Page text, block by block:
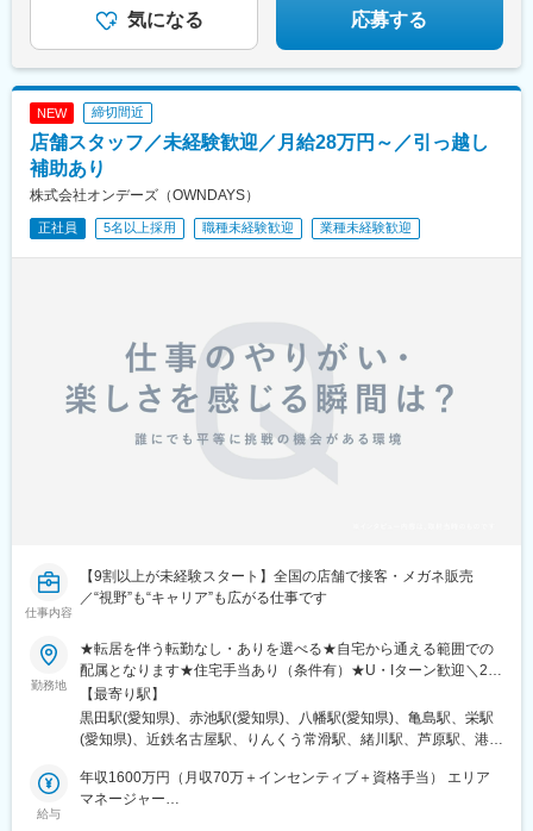
歳（月給42万円＋毎月のインセンティブ＋賞与）月給：42万円
×12カ月＝504万円インセン：412万円賞与：42万円×2カ月＝84
万円＼ POINT！／★成果は目に見える形で還元！毎月のインセン
ティブ＋年2回の賞与（プロセス評価）2つの軸で社員の頑張りが
きちんと還元される仕組みがあり、納得感のある給与体系！
気になる 応募する
NEW 締切間近
店舗スタッフ／未経験歓迎／月給28万円～／引っ越し
補助あり
株式会社オンデーズ（OWNDAYS）
正社員 5名以上採用 職種未経験歓迎 業種未経験歓迎
仕事内容
【9割以上が未経験スタート】全国の店舗で接客・メガネ販売
／“視野”も“キャリア”も広がる仕事です
勤務地
★転居を伴う転勤なし・ありを選べる★自宅から通える範囲での
配属となります★住宅手当あり（条件有）★U・Iターン歓迎＼26
年下期オープン！／イオンモール伊達店（福島県）西武飯能ぺぺ
店（埼玉県） ＼積極募集中店舗／新宿東口店、有楽町マルイ店、
渋谷ロフト店 他東京都内37店舗名古屋ゲートウォーク店、イオ
んばCITY店 他大阪府内15店舗＼エリアマネージャーが語る各エ
リアの魅力／★20代の若いスタッフが中心で、年齢が近いため和
【最寄り駅】
黒田駅(愛知県)、赤池駅(愛知県)、八幡駅(愛知県)、亀島駅、栄駅
(愛知県)、近鉄名古屋駅、りんくう常滑駅、緒川駅、芦原駅、港区
中駅、上前津駅、ひたち野うしく駅、水戸駅、東海駅、岡山駅、
球場前駅(岡山県)、新加納駅、美濃青柳駅、土岐市駅、モレラ岐阜
給与
年収1600万円（月収70万＋インセンティブ＋資格手当） エリア
マネージャー